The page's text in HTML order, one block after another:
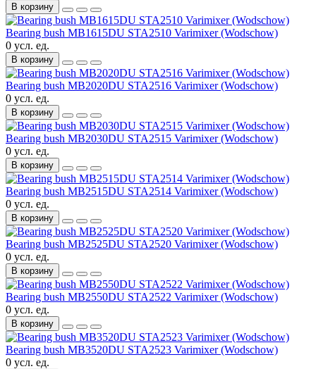
В корзину
Bearing bush MB1615DU STA2510 Varimixer (Wodschow)
0 усл. ед.
В корзину
Bearing bush MB2020DU STA2516 Varimixer (Wodschow)
0 усл. ед.
В корзину
Bearing bush MB2030DU STA2515 Varimixer (Wodschow)
0 усл. ед.
В корзину
Bearing bush MB2515DU STA2514 Varimixer (Wodschow)
0 усл. ед.
В корзину
Bearing bush MB2525DU STA2520 Varimixer (Wodschow)
0 усл. ед.
В корзину
Bearing bush MB2550DU STA2522 Varimixer (Wodschow)
0 усл. ед.
В корзину
Bearing bush MB3520DU STA2523 Varimixer (Wodschow)
0 усл. ед.